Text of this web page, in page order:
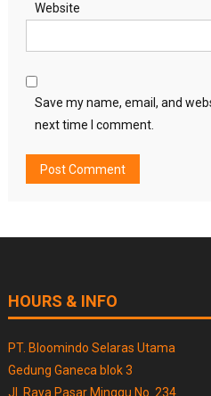
Website
Save my name, email, and
next time I comment.
HOURS & INFO
PT. Bloomindo Selaras Utama
Gedung Ganeca blok 3
Jl. Raya Pasar Minggu No. 234